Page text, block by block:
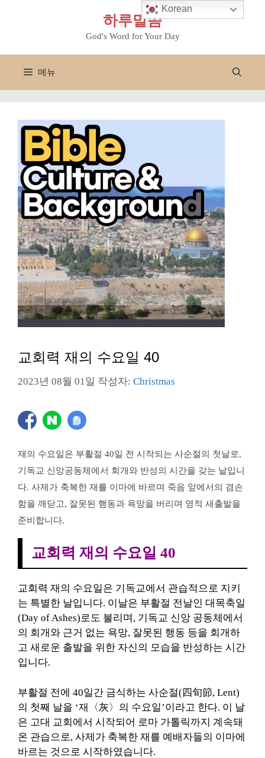
하루말씀
God's Word for Your Day
메뉴
교회력 재의 수요일 40
2023년 08월 01일 작성자: Christmas
재의 수요일은 부활절 40일 전 시작되는 사순절의 첫날로,
기독교 신앙공동체에서 회개와 반성의 시간을 갖는 날입니
다. 사제가 축복한 재를 이마에 바르며 죽음 앞에서의 겸손
함을 깨닫고, 잘못된 행동과 욕망을 버리며 영적 새출발을
준비합니다.
교회력 재의 수요일 40
교회력 재의 수요일은 기독교에서 관습적으로 지키
는 특별한 날입니다. 이날은 부활절 전날인 대목축일
(Day of Ashes)로도 불리며, 기독교 신앙 공동체에서
의 회개와 근거 없는 욕망, 잘못된 행동 등을 회개하
고 새로운 출발을 위한 자신의 모습을 반성하는 시간
입니다.
부활절 전에 40일간 금식하는 사순절(四旬節, Lent)
의 첫째 날을 ‘재〈灰〉의 수요일’이라고 한다. 이 날
은 고대 교회에서 시작되어 로마 가톨릭까지 계속돼
온 관습으로, 사제가 축복한 재를 예배자들의 이마에
바르는 것으로 시작하였습니다.
Korean